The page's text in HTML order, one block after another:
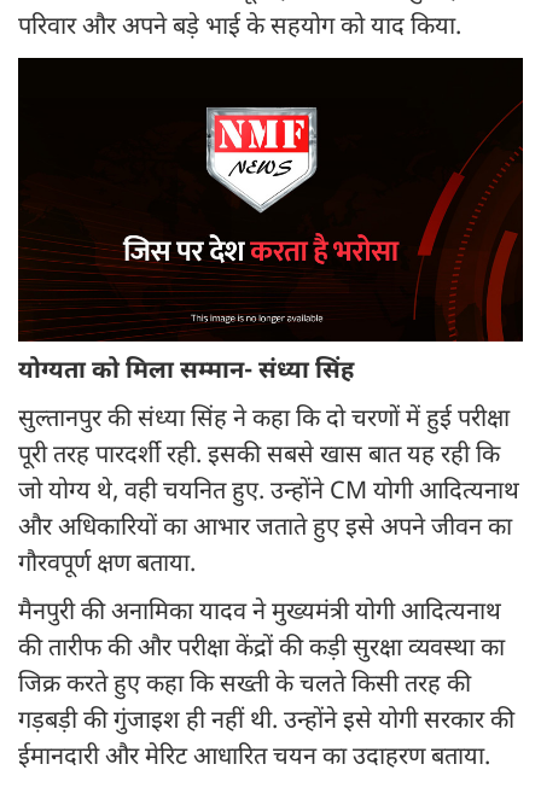
परिवार और अपने बड़े भाई के सहयोग को याद किया.
योग्यता को मिला सम्मान- संध्या सिंह
सुल्तानपुर की संध्या सिंह ने कहा कि दो चरणों में हुई परीक्षा
पूरी तरह पारदर्शी रही. इसकी सबसे खास बात यह रही कि
जो योग्य थे, वही चयनित हुए. उन्होंने CM योगी आदित्यनाथ
और अधिकारियों का आभार जताते हुए इसे अपने जीवन का
गौरवपूर्ण क्षण बताया.
मैनपुरी की अनामिका यादव ने मुख्यमंत्री योगी आदित्यनाथ
की तारीफ की और परीक्षा केंद्रों की कड़ी सुरक्षा व्यवस्था का
जिक्र करते हुए कहा कि सख्ती के चलते किसी तरह की
गड़बड़ी की गुंजाइश ही नहीं थी. उन्होंने इसे योगी सरकार की
ईमानदारी और मेरिट आधारित चयन का उदाहरण बताया.